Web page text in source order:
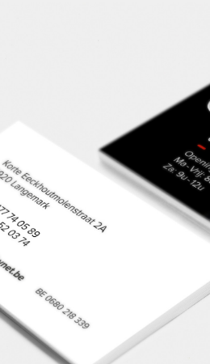
Referenties